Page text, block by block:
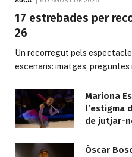
17 estrebades per
26
Un recorregut pels
escenaris: imatges,
Mariona
l’estigma
de jutjar-
Òscar